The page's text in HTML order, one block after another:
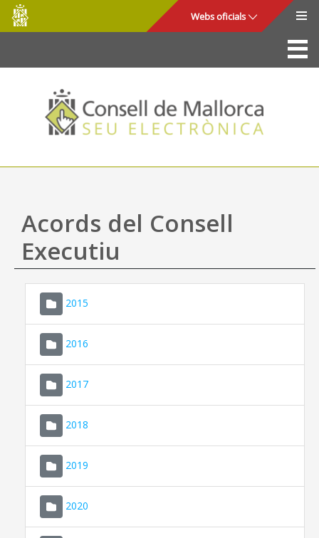
Salta al contingut principal
Consell
de
Mallorca
Webs oficials
La Seu
Consell de Mallorca
Accés i seguretat
Utilitats
Ajuda
Acords del Consell
Executiu
2015
2016
2017
2018
2019
2020